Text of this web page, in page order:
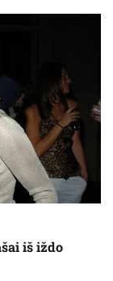
iš iždo